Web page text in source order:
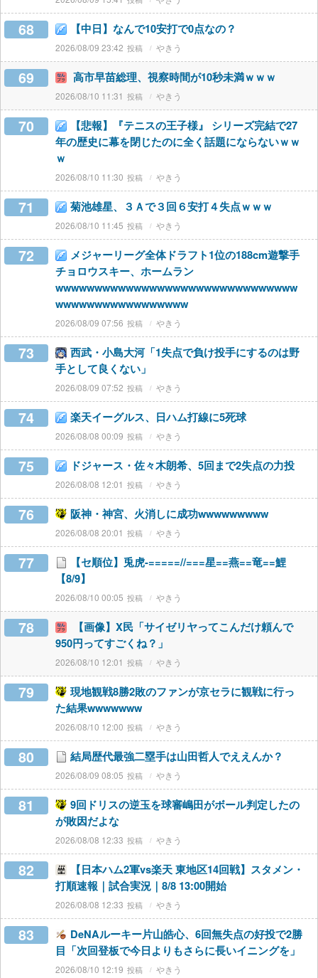
68 【中日】なんで10安打で0点なの？
2026/08/09 23:42 やきう
69 高市早苗総理、視察時間が10秒未満ｗｗｗ
2026/08/10 11:31 やきう
70
【悲報】『テニスの王子様』 シリーズ完結で27
年の歴史に幕を閉じたのに全く話題にならないｗｗ
ｗ
2026/08/10 11:30 やきう
71 菊池雄星、３Ａで３回６安打４失点ｗｗｗ
2026/08/10 11:45 やきう
72
メジャーリーグ全体ドラフト1位の188cm遊撃手
チョロウスキー、ホームラン
wwwwwwwwwwwwwwwwwwwwwwwwwwwwwww
wwwwwwwwwwwwwwwww
2026/08/09 07:56 やきう
73
西武・小島大河「1失点で負け投手にするのは野
手として良くない」
2026/08/09 07:52 やきう
74 楽天イーグルス、日ハム打線に5死球
2026/08/08 00:09 やきう
75 ドジャース・佐々木朗希、5回まで2失点の力投
2026/08/08 12:01 やきう
76 阪神・神宮、火消しに成功wwwwwwwww
2026/08/08 20:01 やきう
77
【セ順位】兎虎-=====//===星==燕==竜==鯉
【8/9】
2026/08/10 00:05 やきう
78
【画像】X民「サイゼリヤってこんだけ頼んで
950円ってすごくね？」
2026/08/10 12:01 やきう
79
現地観戦8勝2敗のファンが京セラに観戦に行っ
た結果wwwwwww
2026/08/10 12:00 やきう
80 結局歴代最強二塁手は山田哲人でええんか？
2026/08/09 08:05 やきう
81
9回ドリスの逆玉を球審嶋田がボール判定したの
が敗因だよな
2026/08/08 12:33 やきう
82
【日本ハム2軍vs楽天 東地区14回戦】スタメン・
打順速報｜試合実況｜8/8 13:00開始
2026/08/08 12:33 やきう
83
DeNAルーキー片山皓心、6回無失点の好投で2勝
目「次回登板で今日よりもさらに長いイニングを」
2026/08/10 12:19 やきう